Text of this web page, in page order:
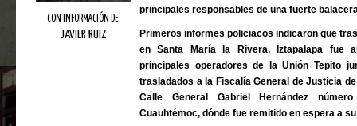
CON INFORMACIÓN DE:
JAVIER RUIZ
principales responsables de una fuerte
Primeros informes policiacos indicaron que
en Santa María la Rivera, Iztapalapa fue
principales operadores de la Unión Tepito
trasladados a la Fiscalía General de Justicia
Calle General Gabriel Hernández
Cuauhtémoc, dónde fue remitido en espera a